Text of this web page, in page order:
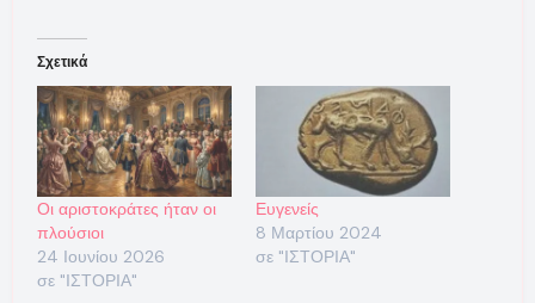
Σχετικά
Οι αριστοκράτες ήταν οι
πλούσιοι
24 Ιουνίου 2026
σε "ΙΣΤΟΡΙΑ"
Ευγενείς
8 Μαρτίου 2024
σε "ΙΣΤΟΡΙΑ"